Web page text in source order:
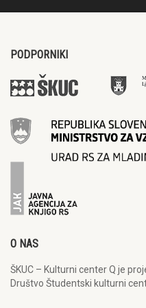
PODPORNIKI
O NAS
ŠKUC – Kulturni center Q je
Društvo Študentski kulturni